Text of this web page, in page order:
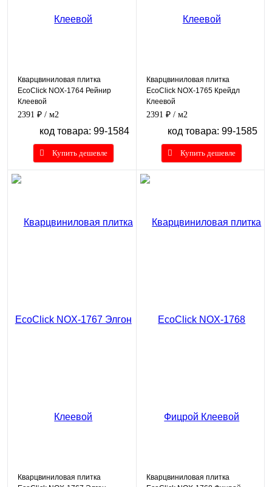
Кварцвиниловая плитка
EcoClick NOX-1764 Рейнир
Клеевой
2391 ₽ / м2
код товара: 99-1584
Купить дешевле
Кварцвиниловая плитка
EcoClick NOX-1765 Крейдл
Клеевой
2391 ₽ / м2
код товара: 99-1585
Купить дешевле
Кварцвиниловая плитка
Кварцвиниловая плитка